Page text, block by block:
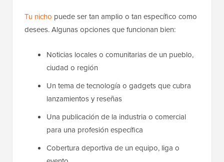
Tu nicho puede ser tan amplio o tan específico como
desees. Algunas opciones que funcionan bien:
Noticias locales o comunitarias de un pueblo,
ciudad o región
Un tema de tecnología o gadgets que cubra
lanzamientos y reseñas
Una publicación de la industria o comercial
para una profesión específica
Cobertura deportiva de un equipo, liga o